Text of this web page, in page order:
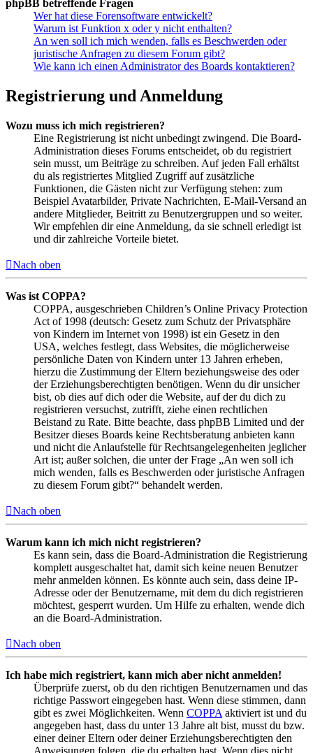
phpBB betreffende Fragen
Wer hat diese Forensoftware entwickelt?
Warum ist Funktion x oder y nicht enthalten?
An wen soll ich mich wenden, falls es Beschwerden oder
juristische Anfragen zu diesem Forum gibt?
Wie kann ich einen Administrator des Boards kontaktieren?
Registrierung und Anmeldung
Wozu muss ich mich registrieren?
Eine Registrierung ist nicht unbedingt zwingend. Die Board-
Administration dieses Forums entscheidet, ob du registriert
sein musst, um Beiträge zu schreiben. Auf jeden Fall erhältst
du als registriertes Mitglied Zugriff auf zusätzliche
Funktionen, die Gästen nicht zur Verfügung stehen: zum
Beispiel Avatarbilder, Private Nachrichten, E-Mail-Versand an
andere Mitglieder, Beitritt zu Benutzergruppen und so weiter.
Wir empfehlen dir eine Anmeldung, da sie schnell erledigt ist
und dir zahlreiche Vorteile bietet.
Nach oben
Was ist COPPA?
COPPA, ausgeschrieben Children’s Online Privacy Protection
Act of 1998 (deutsch: Gesetz zum Schutz der Privatsphäre
von Kindern im Internet von 1998) ist ein Gesetz in den
USA, welches festlegt, dass Websites, die möglicherweise
persönliche Daten von Kindern unter 13 Jahren erheben,
hierzu die Zustimmung der Eltern beziehungsweise des oder
der Erziehungsberechtigten benötigen. Wenn du dir unsicher
bist, ob dies auf dich oder die Website, auf der du dich zu
registrieren versuchst, zutrifft, ziehe einen rechtlichen
Beistand zu Rate. Bitte beachte, dass phpBB Limited und der
Besitzer dieses Boards keine Rechtsberatung anbieten kann
und nicht die Anlaufstelle für Rechtsangelegenheiten jeglicher
Art ist; außer solchen, die unter der Frage „An wen soll ich
mich wenden, falls es Beschwerden oder juristische Anfragen
zu diesem Forum gibt?“ behandelt werden.
Nach oben
Warum kann ich mich nicht registrieren?
Es kann sein, dass die Board-Administration die Registrierung
komplett ausgeschaltet hat, damit sich keine neuen Benutzer
mehr anmelden können. Es könnte auch sein, dass deine IP-
Adresse oder der Benutzername, mit dem du dich registrieren
möchtest, gesperrt wurden. Um Hilfe zu erhalten, wende dich
an die Board-Administration.
Nach oben
Ich habe mich registriert, kann mich aber nicht anmelden!
Überprüfe zuerst, ob du den richtigen Benutzernamen und das
richtige Passwort eingegeben hast. Wenn diese stimmen, dann
gibt es zwei Möglichkeiten. Wenn COPPA aktiviert ist und du
angegeben hast, dass du unter 13 Jahre alt bist, musst du bzw.
einer deiner Eltern oder deiner Erziehungsberechtigten den
Anweisungen folgen, die du erhalten hast. Wenn dies nicht